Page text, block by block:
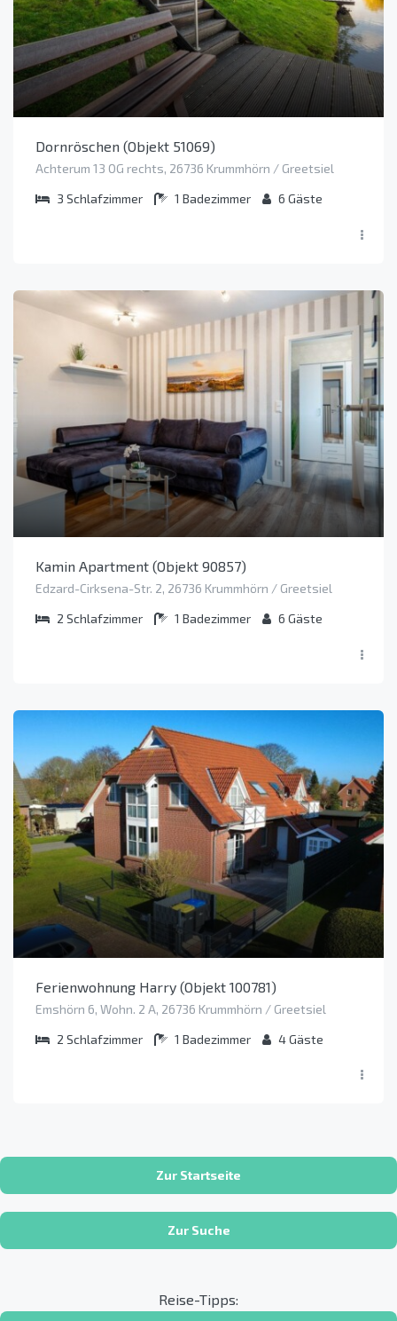
Dornröschen (Objekt 51069)
Achterum 13 OG rechts, 26736 Krummhörn / Greetsiel
3 Schlafzimmer 1 Badezimmer 6 Gäste
Kamin Apartment (Objekt 90857)
Edzard-Cirksena-Str. 2, 26736 Krummhörn / Greetsiel
2 Schlafzimmer 1 Badezimmer 6 Gäste
Ferienwohnung Harry (Objekt 100781)
Emshörn 6, Wohn. 2 A, 26736 Krummhörn / Greetsiel
2 Schlafzimmer 1 Badezimmer 4Gäste
Zur Startseite
Zur Suche
Reise-Tipps: